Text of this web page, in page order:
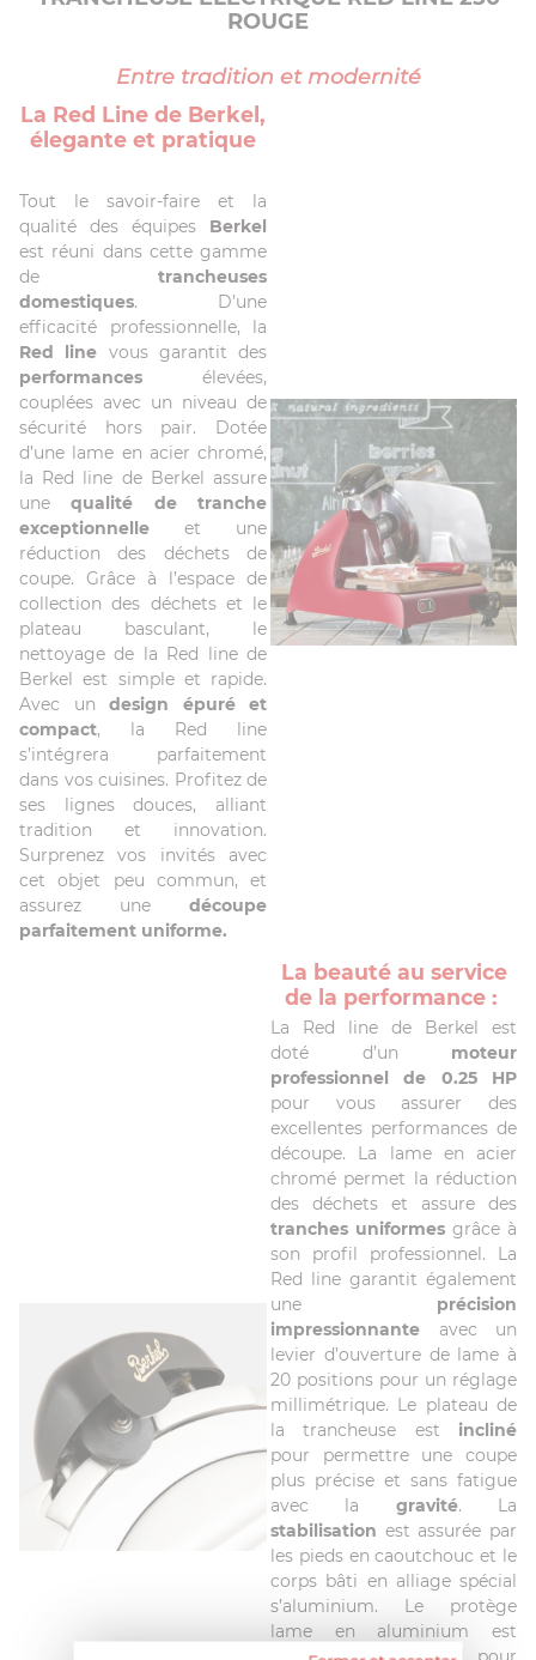
ROUGE
Entre tradition et modernité
La Red Line de Berkel,
élegante et pratique
Tout le savoir-faire et la
qualité des équipes Berkel
est réuni dans cette gamme
de trancheuses
domestiques. D’une
efficacité professionnelle, la
Red line vous garantit des
performances élevées,
couplées avec un niveau de
sécurité hors pair. Dotée
d’une lame en acier chromé,
la Red line de Berkel assure
unequalité de tranche
exceptionnelle et une
réduction des déchets de
coupe. Grâce à l’espace de
collection des déchets et le
plateau basculant, le
nettoyage de la Red line de
Berkel est simple et rapide.
Avec un design épuré et
compact, la Red line
s’intégrera parfaitement
dans vos cuisines. Profitez de
ses lignes douces, alliant
tradition et innovation.
Surprenez vos invités avec
cet objet peu commun, et
assurez une découpe
parfaitement uniforme.
La beauté au service
de la performance :
La Red line de Berkel est
doté d’un moteur
professionnel de 0.25 HP
pour vous assurer des
excellentes performances de
découpe. La lame en acier
chromé permet la réduction
des déchets et assure des
tranches uniformes grâce à
son profil professionnel. La
Red line garantit également
une précision
impressionnante avec un
levier d’ouverture de lame à
20 positions pour un réglage
millimétrique. Le plateau de
la trancheuse est incliné
pour permettre une coupe
plus précise et sans fatigue
avec la gravité. La
stabilisation est assurée par
les pieds en caoutchouc et le
corps bâti en alliage spécial
s’aluminium. Le protège
lame en aluminium est